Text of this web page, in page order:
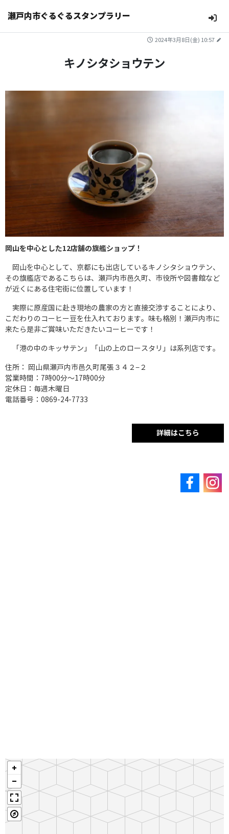
瀬戸内市ぐるぐるスタンプラリー
2024年3月8日(金) 10:57
キノシタショウテン
岡山を中心とした12店舗の旗艦ショップ！
岡山を中心として、京都にも出店しているキノシタショウテン、
その旗艦店であるこちらは、瀬戸内市邑久町、市役所や図書館など
が近くにある住宅街に位置しています！
実際に原産国に赴き現地の農家の方と直接交渉することにより、
こだわりのコーヒー豆を仕入れております。味も格別！瀬戸内市に
来たら是非ご賞味いただきたいコーヒーです！
「港の中のキッサテン」「山の上のロースタリ」は系列店です。
住所： 岡山県瀬戸内市邑久町尾張３４２−２
営業時間：7時00分～17時00分
定休日：毎週木曜日
電話番号：0869-24-7733
詳細はこちら